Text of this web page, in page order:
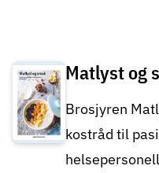
Matlyst og
Brosjyren
kostråd til